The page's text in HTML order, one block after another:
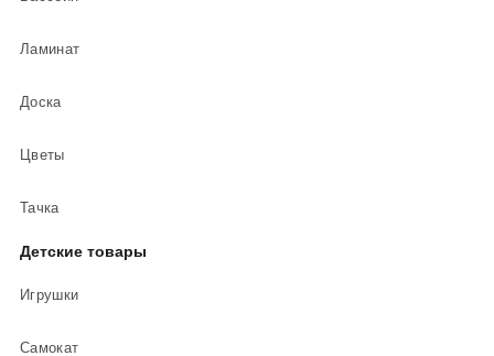
Ламинат
Доска
Цветы
Тачка
Детские товары
Игрушки
Самокат